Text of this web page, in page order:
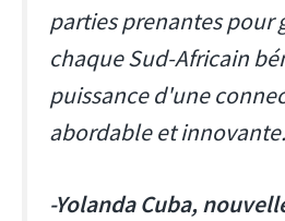
parties prenantes pour
chaque Sud-Africain
puissance d'une
abordable et
-Yolanda Cuba,